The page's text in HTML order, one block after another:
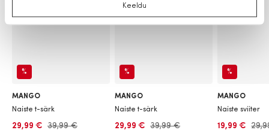
Keeldu
%
MANGO
Naiste t-särk
29,99 € 39,99 €
%
MANGO
Naiste t-särk
29,99 € 39,99 €
%
MANGO
Naiste sviiter
19,99 €